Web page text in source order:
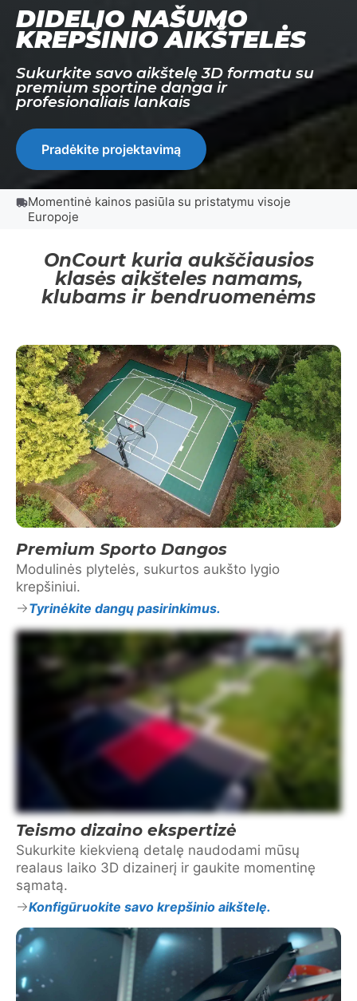
DIDELIO NAŠUMO
KREPŠINIO AIKŠTELĖS
Sukurkite savo aikštelę 3D formatu su
premium sportine danga ir
profesionaliais lankais
Pradėkite projektavimą
Momentinė kainos pasiūla su pristatymu visoje
Europoje
OnCourt kuria aukščiausios
klasės aikšteles namams,
klubams ir bendruomenėms
Premium Sporto Dangos
Modulinės plytelės, sukurtos aukšto lygio
krepšiniui.
Tyrinėkite dangų pasirinkimus.
Teismo dizaino ekspertizė
Sukurkite kiekvieną detalę naudodami mūsų
realaus laiko 3D dizainerį ir gaukite momentinę
sąmatą.
Konfigūruokite savo krepšinio aikštelę.